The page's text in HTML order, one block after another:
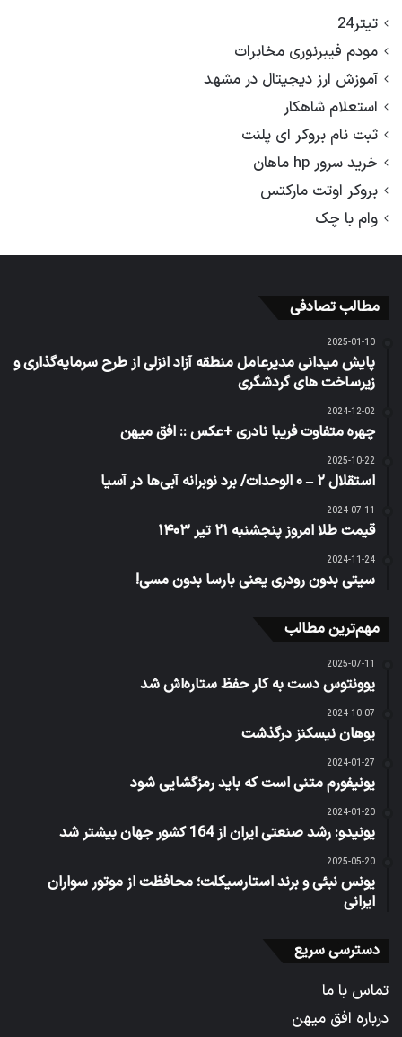
تیتر24
مودم فیبرنوری مخابرات
آموزش ارز دیجیتال در مشهد
استعلام شاهکار
ثبت نام بروکر ای پلنت
خرید سرور hp ماهان
بروکر اوتت مارکتس
وام با چک
مطالب تصادفی
2025-01-10
پایش میدانی مدیرعامل منطقه آزاد انزلی از طرح سرمایه‌گذاری و
زیرساخت های گردشگری
2024-12-02
چهره متفاوت فریبا نادری +عکس :: افق میهن
2025-10-22
استقلال ۲ – ۰ الوحدات/ برد نوبرانه آبی‌ها در آسیا
2024-07-11
قیمت طلا امروز پنجشنبه ۲۱ تیر ۱۴۰۳
2024-11-24
سیتی بدون رودری یعنی بارسا بدون مسی!
مهم‌ترین مطالب
2025-07-11
یوونتوس دست به کار حفظ ستاره‌اش شد
2024-10-07
یوهان نیسکنز درگذشت
2024-01-27
یونیفورم متنی است که باید رمزگشایی شود
2024-01-20
یونیدو: رشد صنعتی ایران از 164 کشور جهان بیشتر شد
2025-05-20
یونس نبئی و برند استارسیکلت؛ محافظت از موتور سواران
ایرانی
دسترسی سریع
تماس با ما
درباره افق میهن